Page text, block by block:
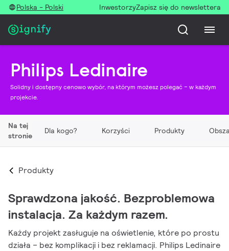
Polska - Polski InwestorzyZapisz się do newslettera
Philips Ledinaire
Solidny i dostępny cenowo wybór, na którym możesz polegać – w każdym
projekcie.
Na tej
stronie
Dla kogo? Korzyści Produkty
Produkty
Sprawdzona jakość. Bezproblemowa
instalacja. Za każdym razem.
Każdy projekt zasługuje na oświetlenie, które po prostu
działa – bez komplikacji i bez reklamacji. Philips Ledinaire